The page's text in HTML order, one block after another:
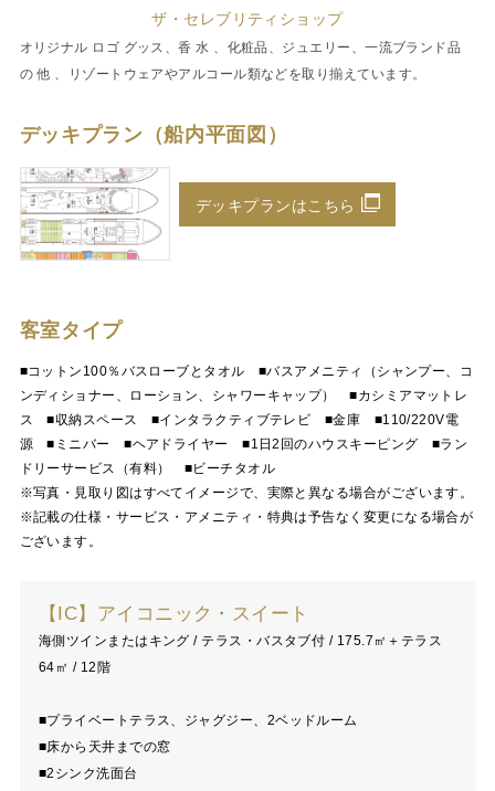
ザ・セレブリティショップ
オリジナル ロゴ グッス、香 水 、化粧品、ジュエリー、一流ブランド品
の 他 、リゾートウェアやアルコール類などを取り揃えています。
デッキプラン（船内平面図）
デッキプランはこちら
客室タイプ
■コットン100％バスローブとタオル ■バスアメニティ（シャンプー、コ
ンディショナー、ローション、シャワーキャップ） ■カシミアマットレ
ス ■収納スペース ■インタラクティブテレビ ■金庫 ■110/220V電
源 ■ミニバー ■ヘアドライヤー ■1日2回のハウスキーピング ■ラン
ドリーサービス（有料） ■ビーチタオル
※写真・見取り図はすべてイメージで、実際と異なる場合がございます。
※記載の仕様・サービス・アメニティ・特典は予告なく変更になる場合が
ございます。
【IC】アイコニック・スイート
海側ツインまたはキング / テラス・バスタブ付 / 175.7㎡＋テラス
64㎡ / 12階
■プライベートテラス、ジャグジー、2ベッドルーム
■床から天井までの窓
■2シンク洗面台